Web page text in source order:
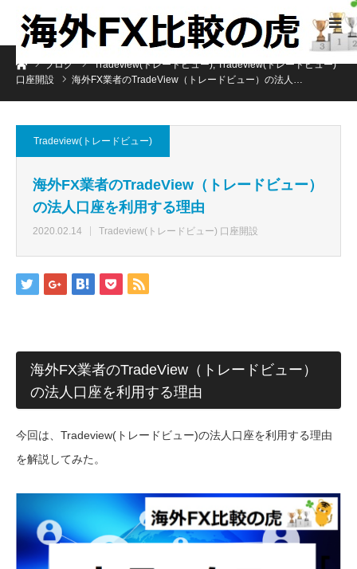
ホームブログ Tradeview(トレードビュー), Tradeview(トレードビュー)
口座開設
海外FX業者のTradeView（トレードビュー）の法人…
Tradeview(トレードビュー)
海外FX業者のTradeView（トレードビュー）
の法人口座を利用する理由
2020.02.14 Tradeview(トレードビュー) 口座開設
海外FX業者のTradeView（トレードビュー）
の法人口座を利用する理由
今回は、Tradeview(トレードビュー)の法人口座を利用する理由
を解説してみた。